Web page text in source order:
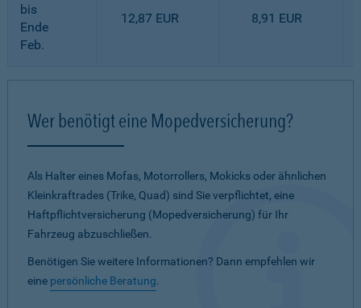
bis
Ende
Feb.
12,87 EUR 8,91 EUR
Wer benötigt eine Mopedversicherung?
Als Halter eines Mofas, Motorrollers, Mokicks oder ähnlichen
Kleinkraftrades (Trike, Quad) sind Sie verpflichtet, eine
Haftpflichtversicherung (Mopedversicherung) für Ihr
Fahrzeug abzuschließen.
Benötigen Sie weitere Informationen? Dann empfehlen wir
eine persönliche Beratung.